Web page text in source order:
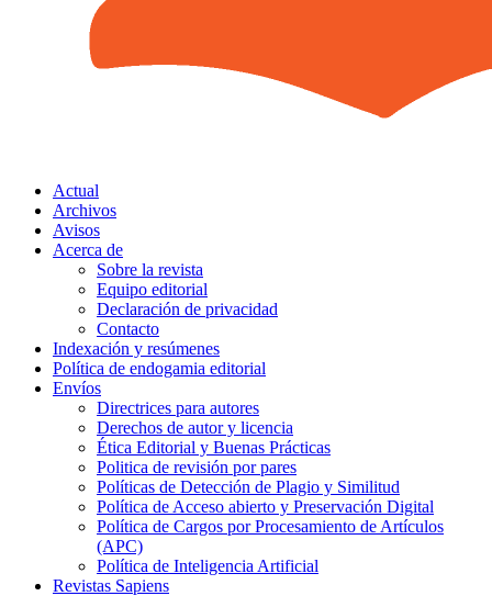
Actual
Archivos
Avisos
Acerca de
Sobre la revista
Equipo editorial
Declaración de privacidad
Contacto
Indexación y resúmenes
Política de endogamia editorial
Envíos
Directrices para autores
Derechos de autor y licencia
Ética Editorial y Buenas Prácticas
Politica de revisión por pares
Políticas de Detección de Plagio y Similitud
Política de Acceso abierto y Preservación Digital
Política de Cargos por Procesamiento de Artículos
(APC)
Política de Inteligencia Artificial
Revistas Sapiens